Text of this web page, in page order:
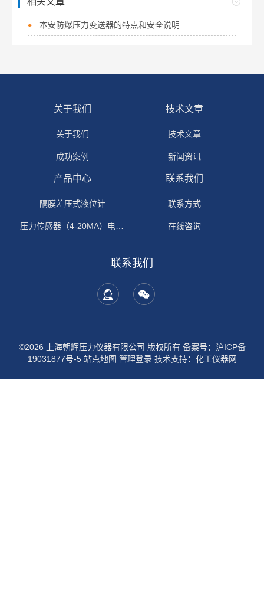
本安防爆压力变送器的特点和安全说明
关于我们
关于我们
成功案例
技术文章
技术文章
新闻资讯
产品中心
隔膜差压式液位计
压力传感器（4-20MA）电流输出
联系我们
联系方式
在线咨询
联系我们
©2026 上海朝辉压力仪器有限公司 版权所有 备案号：沪ICP备
19031877号-5 站点地图 管理登录技术支持： 化工仪器网